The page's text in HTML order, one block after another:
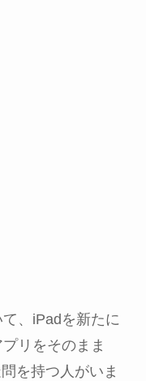
、iPadを新たに
リをそのまま
を持つ人がいま